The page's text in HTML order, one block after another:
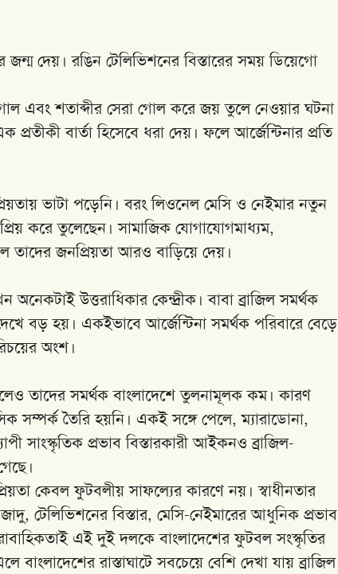
জন্ম দেয়। রঙিন টেলিভিশনের বিস্তারের সময় ডিয়েগো
এবং শতাব্দীর সেরা গোল করে জয় তুলে নেওয়ার ঘটনা
বার্তা হিসেবে ধরা দেয়। ফলে আর্জেন্টিনার প্রতি
ভাটা পড়েনি। বরং লিওনেল মেসি ও নেইমার নতুন
করে তুলেছেন। সামাজিক যোগাযোগমাধ্যম,
তাদের জনপ্রিয়তা আরও বাড়িয়ে দেয়।
উত্তরাধিকার কেন্দ্রীক। বাবা ব্রাজিল সমর্থক
বড় হয়। একইভাবে আর্জেন্টিনা সমর্থক পরিবারে বেড়ে
অংশ।
তাদের সমর্থক বাংলাদেশে তুলনামূলক কম। কারণ
সম্পর্ক তৈরি হয়নি। একই সঙ্গে পেলে, ম্যারাডোনা,
সাংস্কৃতিক প্রভাব বিস্তারকারী আইকনও ব্রাজিল-
কেবল ফুটবলীয় সাফল্যের কারণে নয়। স্বাধীনতার
টেলিভিশনের বিস্তার, মেসি-নেইমারের আধুনিক প্রভাব
এই দুই দলকে বাংলাদেশের ফুটবল সংস্কৃতির
রাস্তাঘাটে সবচেয়ে বেশি দেখা যায় ব্রাজিল